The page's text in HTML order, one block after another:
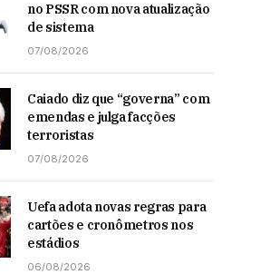
no PSSR com nova atualização
de sistema
07/08/2026
Caiado diz que “governa” com
emendas e julga facções
terroristas
07/08/2026
Uefa adota novas regras para
cartões e cronômetros nos
estádios
06/08/2026